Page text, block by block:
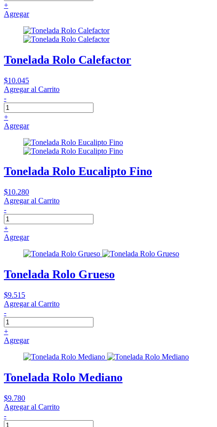
+
Agregar
Tonelada Rolo Calefactor
$10.045
Agregar al Carrito
-
+
Agregar
Tonelada Rolo Eucalipto Fino
$10.280
Agregar al Carrito
-
+
Agregar
Tonelada Rolo Grueso
$9.515
Agregar al Carrito
-
+
Agregar
Tonelada Rolo Mediano
$9.780
Agregar al Carrito
-